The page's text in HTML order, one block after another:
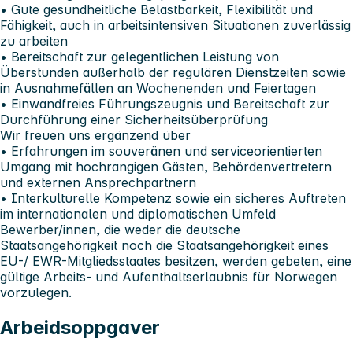
• Gute gesundheitliche Belastbarkeit, Flexibilität und
Fähigkeit, auch in arbeitsintensiven Situationen zuverlässig
zu arbeiten
• Bereitschaft zur gelegentlichen Leistung von
Überstunden außerhalb der regulären Dienstzeiten sowie
in Ausnahmefällen an Wochenenden und Feiertagen
• Einwandfreies Führungszeugnis und Bereitschaft zur
Durchführung einer Sicherheitsüberprüfung
Wir freuen uns ergänzend über
• Erfahrungen im souveränen und serviceorientierten
Umgang mit hochrangigen Gästen, Behördenvertretern
und externen Ansprechpartnern
• Interkulturelle Kompetenz sowie ein sicheres Auftreten
im internationalen und diplomatischen Umfeld
Bewerber/innen, die weder die deutsche
Staatsangehörigkeit noch die Staatsangehörigkeit eines
EU-/ EWR-Mitgliedsstaates besitzen, werden gebeten, eine
gültige Arbeits- und Aufenthaltserlaubnis für Norwegen
vorzulegen.
Arbeidsoppgaver